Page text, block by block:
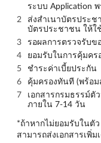
ระบบ Application พ
ส่งสำเนาบัตรประช
บัตรประชาชน ให้ใ
รอผลการตรวจรับข
ยอมรับในการคุ้มค
ชำระค่าเบี้ยประกัน
คุ้มครองทันที (พร้อม
เอกสารกรมธรรม์ตั
ภายใน 7-14 วัน
*ถ้าหากไม่ยอมรับในตั
สามารถส่งเอกสารเพิ่